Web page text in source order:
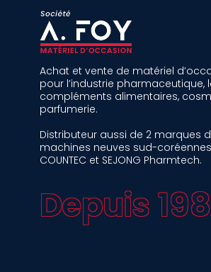
Achat et vente de matériel
pour l’industrie pharmaceutique,
compléments alimentaires,
parfumerie.
Distributeur aussi de 2 marques
machines neuves sud-coréennes
COUNTEC et SEJONG Pharmtech.
Depuis